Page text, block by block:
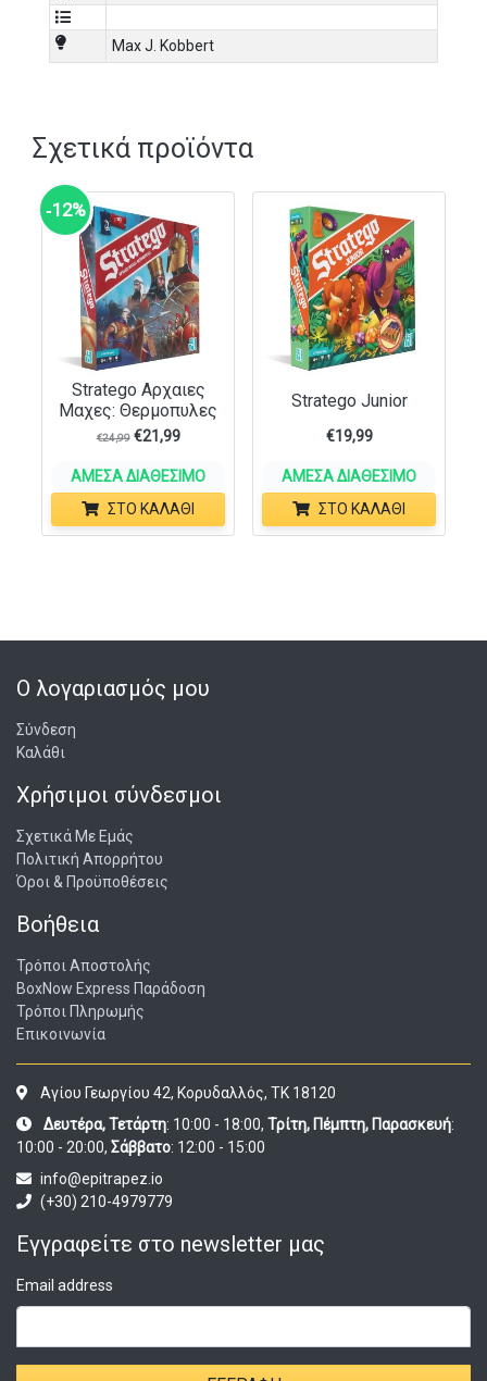
Max J. Kobbert
Σχετικά προϊόντα
‑12%
Stratego Αρχαιες
Μαχες: Θερμοπυλες
€24,99 €21,99
ΆΜΕΣΑ ΔΙΑΘΈΣΙΜΟ
ΣΤΟ ΚΑΛΆΘΙ
Stratego Junior
€19,99
ΆΜΕΣΑ ΔΙΑΘΈΣΙΜΟ
ΣΤΟ ΚΑΛΆΘΙ
Ο λογαριασμός μου
Σύνδεση
Καλάθι
Χρήσιμοι σύνδεσμοι
Σχετικά Με Εμάς
Πολιτική Απορρήτου
Όροι & Προϋποθέσεις
Βοήθεια
Τρόποι Αποστολής
BoxNow Express Παράδοση
Τρόποι Πληρωμής
Επικοινωνία
Αγίου Γεωργίου 42, Κορυδαλλός, ΤΚ 18120
Δευτέρα, Τετάρτη: 10:00 - 18:00, Τρίτη, Πέμπτη, Παρασκευή:
10:00 - 20:00, Σάββατο: 12:00 - 15:00
info@epitrapez.io
(+30) 210-4979779
Εγγραφείτε στο newsletter μας
Email address